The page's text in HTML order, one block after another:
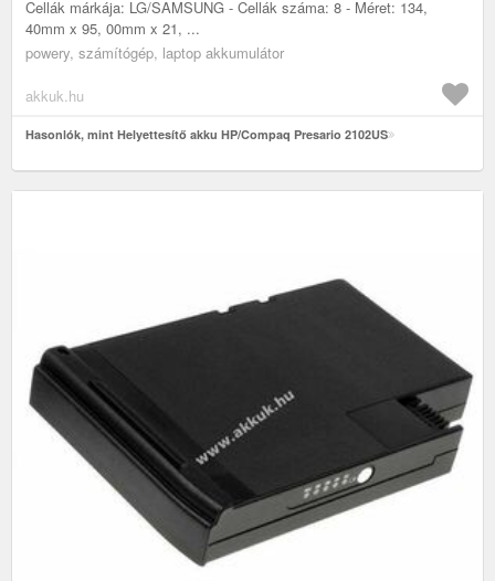
Cellák márkája: LG/SAMSUNG - Cellák száma: 8 - Méret: 134,
40mm x 95, 00mm x 21, ...
powery, számítógép, laptop akkumulátor
akkuk.hu
Hasonlók, mint Helyettesítő akku HP/Compaq Presario 2102US